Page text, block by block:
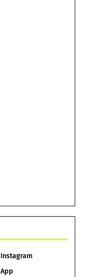
Instagram
App